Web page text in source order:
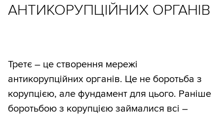
АНТИКОРУПЦІЙНИХ ОРГАНІВ
Третє – це створення мережі
антикорупційних органів. Це не боротьба з
корупцією, але фундамент для цього. Раніше
боротьбою з корупцією займалися всі –